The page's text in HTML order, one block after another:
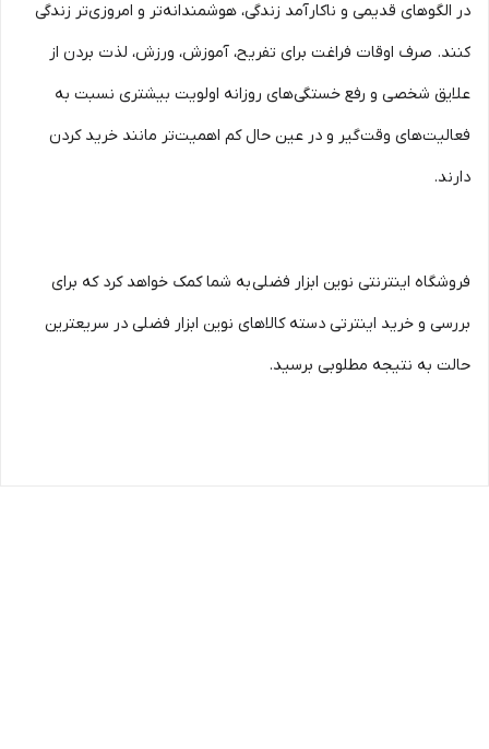
در الگوهای قدیمی و نا‏کارآمد زندگی، هوشمندانه‏‌تر و امروزی‏‌تر زندگی
کنند. صرف اوقات فراغت برای تفریح، آموزش، ورزش، لذت بردن از
علایق شخصی و رفع خستگی‏‏‌های روزانه اولویت بیشتری نسبت به
فعالیت‌‏‏‏های وقت‌گیر و در عین حال کم اهمیت‏‏‏‌تر مانند خرید کردن
دارند.
فروشگاه اینترنتی نوین ابزار فضلی به شما کمک خواهد کرد که برای
بررسی و خرید اینترتی دسته کالاهای نوین ابزار فضلی در سریعترین
حالت به نتیجه مطلوبی برسید.